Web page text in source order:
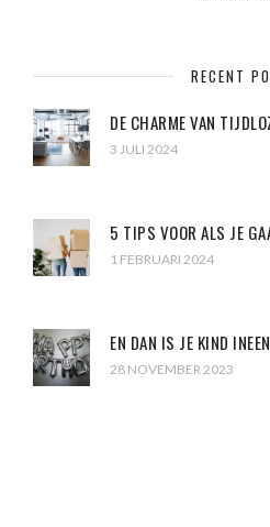
RECENT
DE CHARME VAN
3 JULI 2024
5 TIPS VOOR ALS JE
1 FEBRUARI 2024
EN DAN IS JE KIND
28 NOVEMBER 2023